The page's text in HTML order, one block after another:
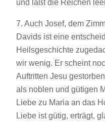
und läßt die Reichen
7. Auch Josef, dem
Davids ist eine
Heilsgeschichte
wir wenig. Er scheint
Auftritten Jesu
als noblen und gütigen
Liebe zu Maria an das
Liebe ist gütig, erträgt,